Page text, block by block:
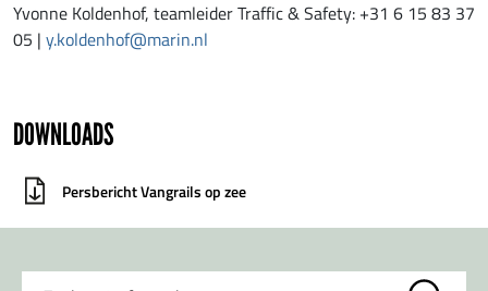
Yvonne Koldenhof, teamleider Traffic & Safety: +31 6 15 83 37
05 | y.koldenhof@marin.nl
DOWNLOADS
Persbericht Vangrails op zee